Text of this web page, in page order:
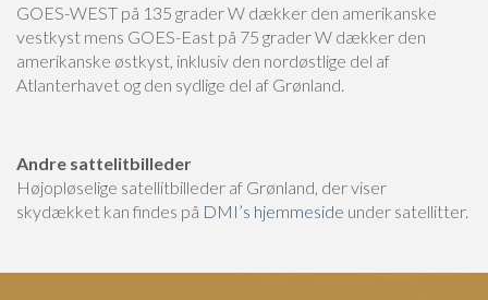
GOES-WEST på 135 grader W dækker den amerikanske
vestkyst mens GOES-East på 75 grader W dækker den
amerikanske østkyst, inklusiv den nordøstlige del af
Atlanterhavet og den sydlige del af Grønland.
Andre sattelitbilleder
Højopløselige satellitbilleder af Grønland, der viser
skydækket kan findes på DMI’s hjemmeside under satellitter.